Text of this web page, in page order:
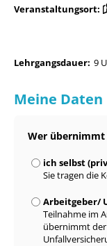
Veranstaltungsort:
Lehrgangsdauer: 9
Meine Daten
Wer übernimmt
ich selbst
Sie tragen die
Arbeitgeber/
Teilnahme im
übernimmt